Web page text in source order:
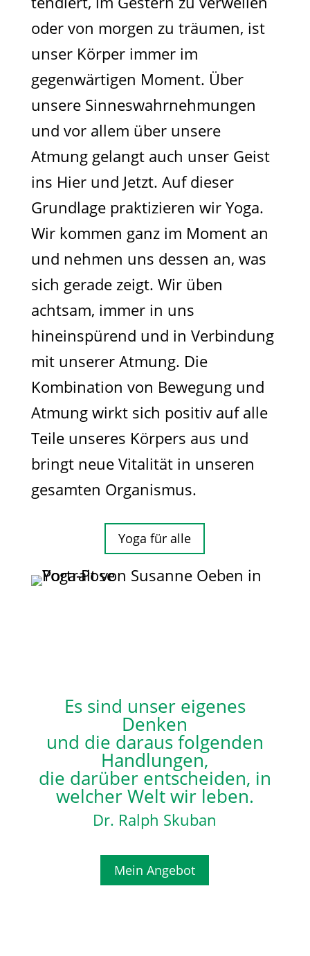
oder von morgen zu träumen, ist
unser Körper immer im
gegenwärtigen Moment. Über
unsere Sinneswahrnehmungen
und vor allem über unsere
Atmung gelangt auch unser Geist
ins Hier und Jetzt. Auf dieser
Grundlage praktizieren wir Yoga.
Wir kommen ganz im Moment an
und nehmen uns dessen an, was
sich gerade zeigt. Wir üben
achtsam, immer in uns
hineinspürend und in Verbindung
mit unserer Atmung. Die
Kombination von Bewegung und
Atmung wirkt sich positiv auf alle
Teile unseres Körpers aus und
bringt neue Vitalität in unseren
gesamten Organismus.​
Yoga für alle
Es sind unser eigenes
Denken
und die daraus folgenden
Handlungen,
die darüber entscheiden, in
welcher Welt wir leben.
Dr. Ralph Skuban
Mein Angebot